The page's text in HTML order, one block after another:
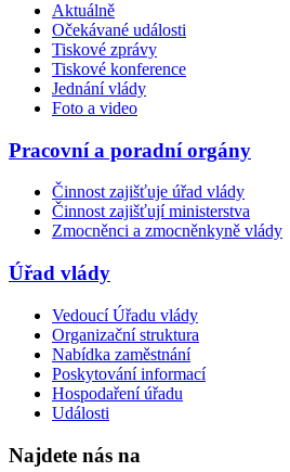
Aktuálně
Očekávané události
Tiskové zprávy
Tiskové konference
Jednání vlády
Foto a video
Pracovní a poradní orgány
Činnost zajišťuje úřad vlády
Činnost zajišťují ministerstva
Zmocněnci a zmocněnkyně vlády
Úřad vlády
Vedoucí Úřadu vlády
Organizační struktura
Nabídka zaměstnání
Poskytování informací
Hospodaření úřadu
Události
Najdete nás na